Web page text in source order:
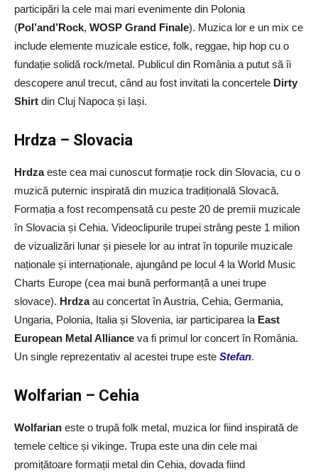
participări la cele mai mari evenimente din Polonia
(Pol’and’Rock, WOSP Grand Finale). Muzica lor e un mix ce
include elemente muzicale estice, folk, reggae, hip hop cu o
fundație solidă rock/metal. Publicul din România a putut să îi
descopere anul trecut, când au fost invitati la concertele Dirty
Shirt din Cluj Napoca și Iași.
Hrdza – Slovacia
Hrdzaeste cea mai cunoscut formație rock din Slovacia, cu o
muzică puternic inspirată din muzica tradițională Slovacă.
Formația a fost recompensată cu peste 20 de premii muzicale
în Slovacia și Cehia. Videoclipurile trupei strâng peste 1 milion
de vizualizări lunar și piesele lor au intrat în topurile muzicale
naționale și internaționale, ajungând pe locul 4 la World Music
Charts Europe (cea mai bună performanță a unei trupe
slovace). Hrdzaau concertat în Austria, Cehia, Germania,
Ungaria, Polonia, Italia și Slovenia, iar participarea la East
European Metal Alliance va fi primul lor concert în România.
Un single reprezentativ al acestei trupe este Stefan.
Wolfarian – Cehia
Wolfarian este o trupă folk metal, muzica lor fiind inspirată de
temele celtice și vikinge. Trupa este una din cele mai
promițătoare formații metal din Cehia, dovada fiind